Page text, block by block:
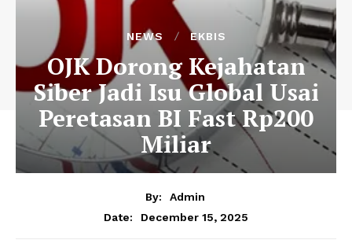
NEWS EKBIS
OJK Dorong Kejahatan
Siber Jadi Isu Global Usai
Peretasan BI Fast Rp200
Miliar
By:
Admin
Date:
December 15, 2025